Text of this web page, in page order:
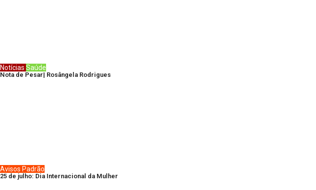
Notícias Saúde
Nota de Pesar| Rosângela Rodrigues
Avisos Padrão
25 de julho: Dia Internacional da Mulher